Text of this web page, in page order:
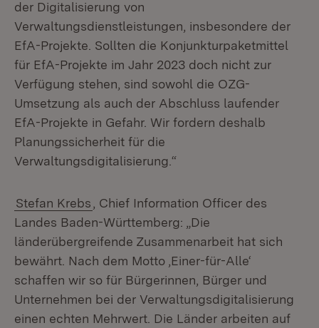
der Digitalisierung von
Verwaltungsdienstleistungen, insbesondere der
EfA-Projekte. Sollten die Konjunkturpaketmittel
für EfA-Projekte im Jahr 2023 doch nicht zur
Verfügung stehen, sind sowohl die OZG-
Umsetzung als auch der Abschluss laufender
EfA-Projekte in Gefahr. Wir fordern deshalb
Planungssicherheit für die
Verwaltungsdigitalisierung.“
Stefan Krebs
, Chief Information Officer des
Landes Baden-Württemberg: „Die
länderübergreifende Zusammenarbeit hat sich
bewährt. Nach dem Motto ‚Einer-für-Alle‘
schaffen wir so für Bürgerinnen, Bürger und
Unternehmen bei der Verwaltungsdigitalisierung
einen echten Mehrwert. Die Länder arbeiten auf